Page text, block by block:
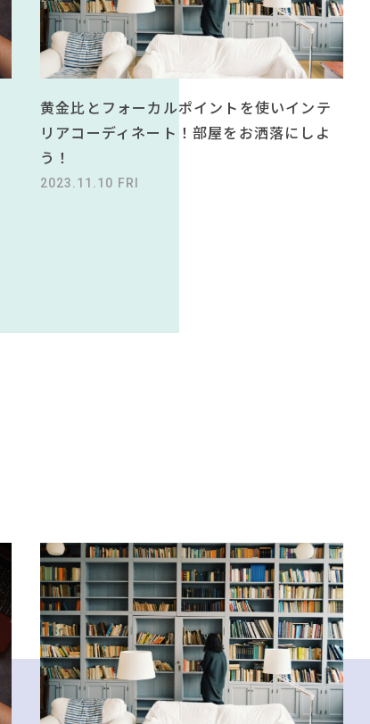
黄金比とフォーカルポイントを使いインテ
リアコーディネート！部屋をお洒落にしよ
う！
2023.11.10 FRI